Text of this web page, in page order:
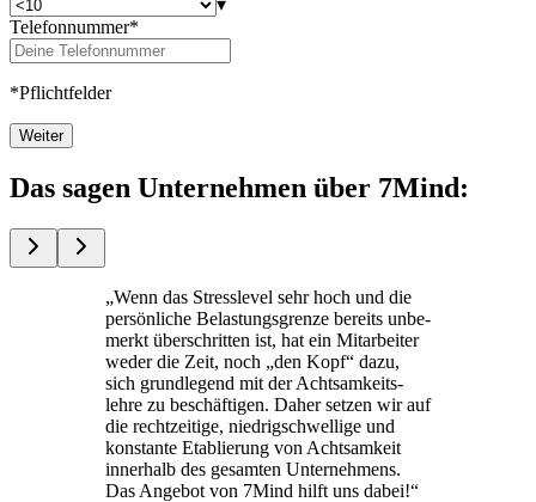
▾
Telefonnummer*
*Pflichtfelder
Weiter
Das sagen Unternehmen über 7Mind:
„Wenn das Stress­le­vel sehr hoch und die
per­sön­li­che Belas­tungs­grenze bereits unbe­
merkt über­schrit­ten ist, hat ein Mit­ar­bei­ter
weder die Zeit, noch „den Kopf“ dazu,
sich grund­le­gend mit der Acht­sam­keits­
lehre zu beschäf­ti­gen. Daher setzen wir auf
die recht­zei­tige, nied­rig­schwel­lige und
kon­stante Eta­blie­rung von Acht­sam­keit
inner­halb des gesam­ten Unterneh­mens.
Das Ange­bot von 7Mind hilft uns dabei!“